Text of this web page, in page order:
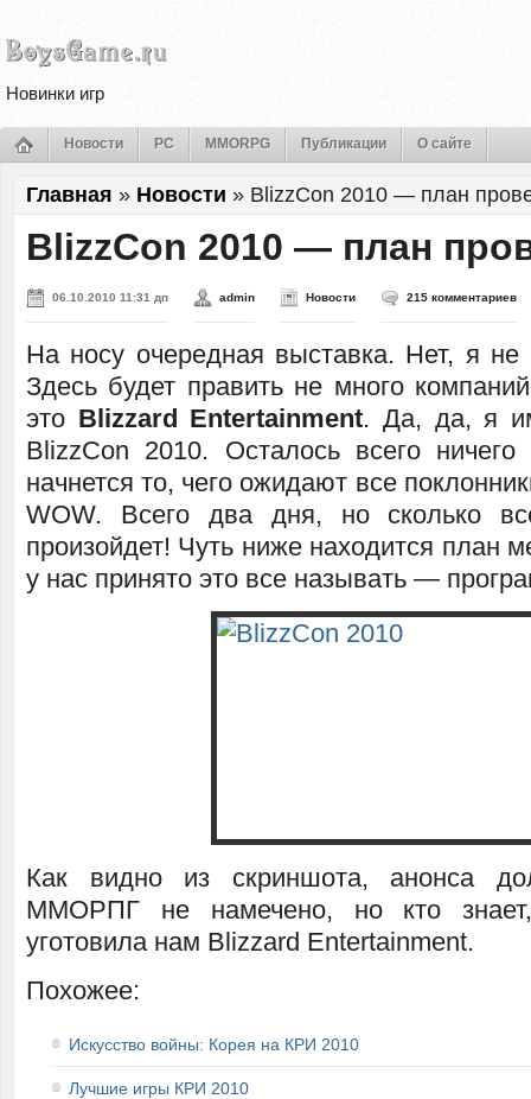
Новинки игр
Новости PC MMORPG Публикации О сайте
Главная » Новости » BlizzСon 2010 — план
BlizzСon 2010 — план
06.10.2010 11:31 дп admin Новости 215 комментариев
На носу очередная выставка. Нет, я
Здесь будет править не много
это Blizzard Entertainment. Да, да, я
BlizzСon 2010. Осталось всего
начнется то, чего ожидают все
WOW. Всего два дня, но сколько
произойдет! Чуть ниже находится план
у нас принято это все называть —
Как видно из скриншота, анонса
ММОРПГ не намечено, но кто
уготовила нам Blizzard Entertainment.
Похожее:
Искусство войны: Корея на КРИ 2010
Лучшие игры КРИ 2010